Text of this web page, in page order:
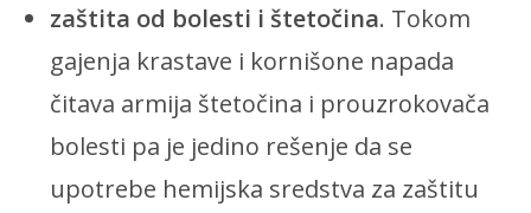
zaštita od bolesti i štetočina. Tokom
gajenja krastave i kornišone napada
čitava armija štetočina i prouzrokovača
bolesti pa je jedino rešenje da se
upotrebe hemijska sredstva za zaštitu